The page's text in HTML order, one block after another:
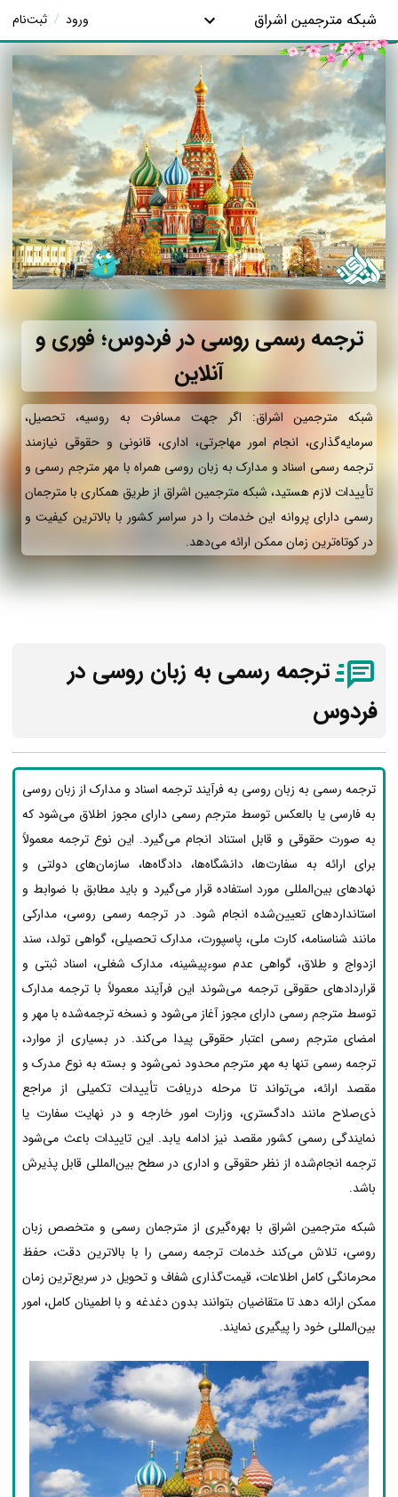
شبکه مترجمین اشراق ورود / ثبت‌نام
ترجمه رسمی روسی در فردوس؛ فوری و
آنلاین
شبکه مترجمین اشراق: اگر جهت مسافرت به روسیه، تحصیل،
سرمایه‌گذاری، انجام امور مهاجرتی، اداری، قانونی و حقوقی نیازمند
ترجمه رسمی اسناد و مدارک به زبان روسی همراه با مهر مترجم رسمی و
تأییدات لازم هستید، شبکه مترجمین اشراق از طریق همکاری با مترجمان
رسمی دارای پروانه این خدمات را در سراسر کشور با بالاترین کیفیت و
در کوتاه‌ترین زمان ممکن ارائه می‌دهد.
ترجمه رسمی به زبان روسی در
فردوس
ترجمه رسمی به زبان روسی به فرآیند ترجمه اسناد و مدارک از زبان روسی
به فارسی یا بالعکس توسط مترجم رسمی دارای مجوز اطلاق می‌شود که
به صورت حقوقی و قابل استناد انجام می‌گیرد. این نوع ترجمه معمولاً
برای ارائه به سفارت‌ها، دانشگاه‌ها، دادگاه‌ها، سازمان‌های دولتی و
نهادهای بین‌المللی مورد استفاده قرار می‌گیرد و باید مطابق با ضوابط و
استانداردهای تعیین‌شده انجام شود. در ترجمه رسمی روسی، مدارکی
مانند شناسنامه، کارت ملی، پاسپورت، مدارک تحصیلی، گواهی تولد، سند
ازدواج و طلاق، گواهی عدم سوءپیشینه، مدارک شغلی، اسناد ثبتی و
قراردادهای حقوقی ترجمه می‌شوند این فرآیند معمولاً با ترجمه مدارک
توسط مترجم رسمی دارای مجوز آغاز می‌شود و نسخه ترجمه‌شده با مهر و
امضای مترجم رسمی اعتبار حقوقی پیدا می‌کند. در بسیاری از موارد،
ترجمه رسمی تنها به مهر مترجم محدود نمی‌شود و بسته به نوع مدرک و
مقصد ارائه، می‌تواند تا مرحله دریافت تأییدات تکمیلی از مراجع
ذی‌صلاح مانند دادگستری، وزارت امور خارجه و در نهایت سفارت یا
نمایندگی رسمی کشور مقصد نیز ادامه یابد. این تاییدات باعث می‌شود
ترجمه انجام‌شده از نظر حقوقی و اداری در سطح بین‌المللی قابل پذیرش
باشد.
شبکه مترجمین اشراق با بهره‌گیری از مترجمان رسمی و متخصص زبان
روسی، تلاش می‌کند خدمات ترجمه رسمی را با بالاترین دقت، حفظ
محرمانگی کامل اطلاعات، قیمت‌گذاری شفاف و تحویل در سریع‌ترین زمان
ممکن ارائه دهد تا متقاضیان بتوانند بدون دغدغه و با اطمینان کامل، امور
بین‌المللی خود را پیگیری نمایند.